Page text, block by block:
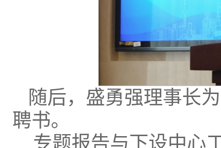
随后，盛勇强理事长
聘书。
专题报告与下设中心